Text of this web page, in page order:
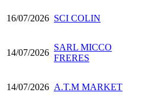
16/07/2026 SCI COLIN
14/07/2026
SARL MICCO
FRERES
14/07/2026 A.T.M MARKET